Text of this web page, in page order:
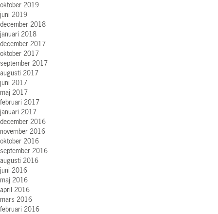
oktober 2019
juni 2019
december 2018
januari 2018
december 2017
oktober 2017
september 2017
augusti 2017
juni 2017
maj 2017
februari 2017
januari 2017
december 2016
november 2016
oktober 2016
september 2016
augusti 2016
juni 2016
maj 2016
april 2016
mars 2016
februari 2016